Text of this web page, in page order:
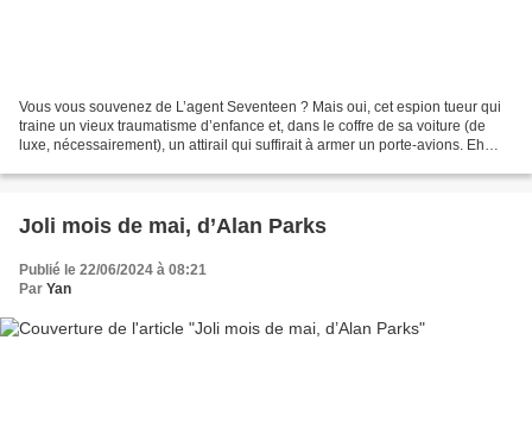
Vous vous souvenez de L’agent Seventeen ? Mais oui, cet espion tueur qui
traine un vieux traumatisme d’enfance et, dans le coffre de sa voiture (de
luxe, nécessairement), un attirail qui suffirait à armer un porte-avions. Eh
Joli mois de mai, d’Alan Parks
Publié le 22/06/2024 à 08:21
Par Yan